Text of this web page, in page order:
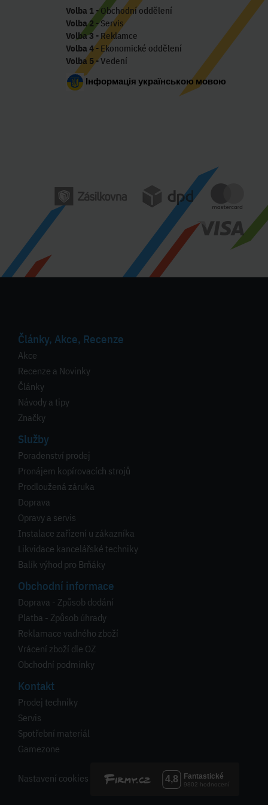
Volba 1- Obchodní oddělení
Volba 2 - Servis
Volba 3 - Reklamce
Volba 4- Ekonomické oddělení
Volba 5- Vedení
Інформація українською мовою
Články, Akce, Recenze
Akce
Recenze a Novinky
Články
Návody a tipy
Značky
Služby
Poradenství prodej
Pronájem kopírovacích strojů
Prodloužená záruka
Doprava
Opravy a servis
Instalace zařízení u zákazníka
Likvidace kancelářské techniky
Balík výhod pro Brňáky
Obchodní informace
Doprava - Způsob dodání
Platba - Způsob úhrady
Reklamace vadného zboží
Vrácení zboží dle OZ
Obchodní podmínky
Kontakt
Prodej techniky
Servis
Spotřební materiál
Gamezone
Nastavení cookies